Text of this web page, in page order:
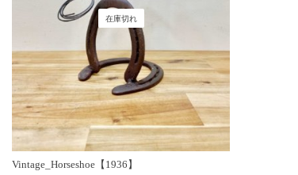
在庫切れ
Vintage_Horseshoe【1936】